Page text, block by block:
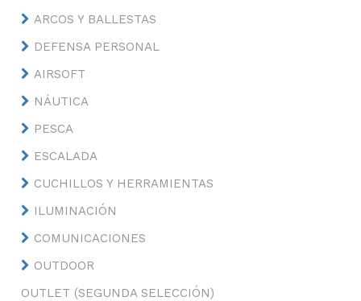
ARCOS Y BALLESTAS
DEFENSA PERSONAL
AIRSOFT
NÁUTICA
PESCA
ESCALADA
CUCHILLOS Y HERRAMIENTAS
ILUMINACIÓN
COMUNICACIONES
OUTDOOR
OUTLET (SEGUNDA SELECCIÓN)